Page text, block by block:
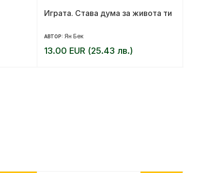
Играта. Става дума за живота ти
АВТОР: Ян Бек
13.00 EUR (25.43 лв.)